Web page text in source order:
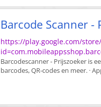
Barcode Scanner -
https://play.google.com/
Barcodescanner - Prijszoeker is
barcodes, QR-codes en meer. ·